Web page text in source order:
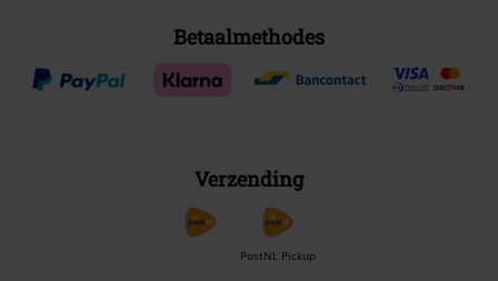
Betaalmethodes
Verzending
PostNL Pickup